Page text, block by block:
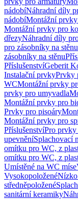
nádobíNáhradní díly
nádobíMontážní
Montážní prvky pro
dřezyNáhradní díly
pro zásobníky na stěnu
zásobníky na stěnu
PříslušenstvíGeberit
Instalační prvkyPrvky
WCMontážní prvky
prvky pro umyvadla
Montážní prvky pro
Prvky pro pisoáry
Montážní prvky pro
PříslušenstvíPro
upevněníSplachovací
omítku pro WC, z
omítku pro WC, z
Umístěné na WC míse
VysokopoloženéNízko
středněpoložené
sanitární keramiky